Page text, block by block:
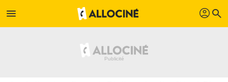
menu profil search